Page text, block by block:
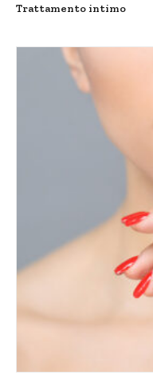
Trattamento intimo